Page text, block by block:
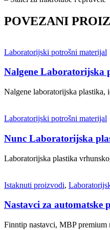
POVEZANI
Laboratorijski potrošni materijal
Nalgene Laboratorijska
Nalgene laboratorijska plastika,
Laboratorijski potrošni materijal
Nunc Laboratorijska
Laboratorijska plastika
Istaknuti proizvodi,
Nastavci za automatske
Finntip nastavci, MBP premium